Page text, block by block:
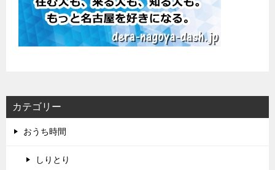
カテゴリー
おうち時間
しりとり